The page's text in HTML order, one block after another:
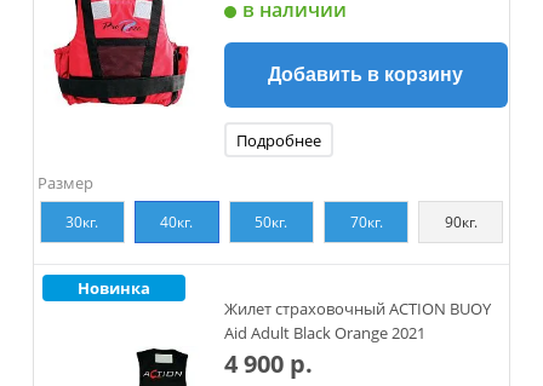
в наличии
Добавить в корзину
Подробнее
Размер
30кг. 40кг. 50кг. 70кг. 90кг.
Новинка
Жилет страховочный ACTION BUOY
Aid Adult Black Orange 2021
4 900 р.